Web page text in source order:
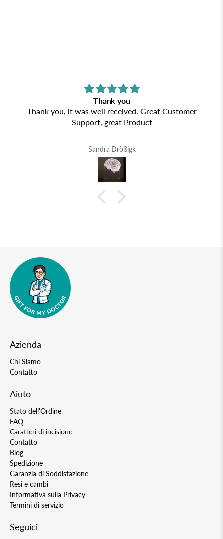
Thank you
Thank you, it was well received. Great Customer
Support, great Product
Sandra Drößigk
Azienda
Chi Siamo
Contatto
Aiuto
Stato dell'Ordine
FAQ
Caratteri di incisione
Contatto
Blog
Spedizione
Garanzia di Soddisfazione
Resi e cambi
Informativa sulla Privacy
Termini di servizio
Seguici